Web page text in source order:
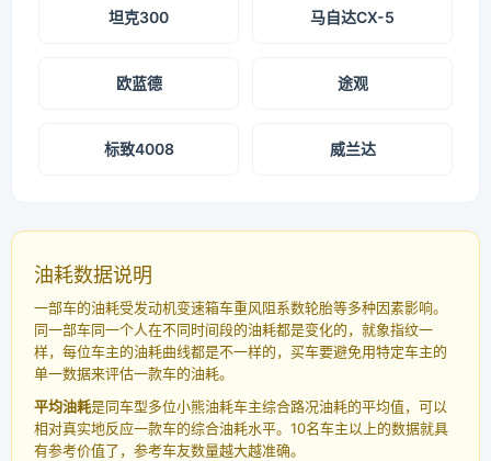
坦克300 马自达CX-5
欧蓝德 途观
标致4008 威兰达
油耗数据说明
一部车的油耗受发动机变速箱车重风阻系数轮胎等多种因素影响。
同一部车同一个人在不同时间段的油耗都是变化的，就象指纹一
样，每位车主的油耗曲线都是不一样的，买车要避免用特定车主的
单一数据来评估一款车的油耗。
平均油耗是同车型多位小熊油耗车主综合路况油耗的平均值，可以
相对真实地反应一款车的综合油耗水平。10名车主以上的数据就具
有参考价值了，参考车友数量越大越准确。